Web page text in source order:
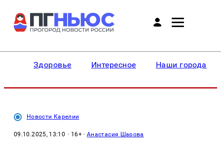
Здоровье Интересное Наши города
Новости Карелии
09.10.2025, 13:10 · 16+ ·Анастасия Шарова